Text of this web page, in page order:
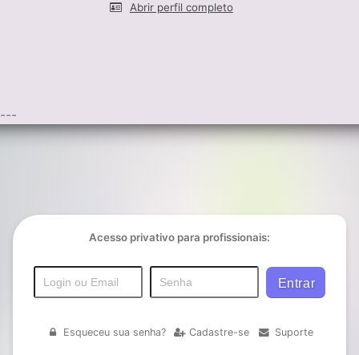
Abrir perfil completo
---
Acesso privativo para profissionais:
Esqueceu sua senha? Cadastre-se Suporte